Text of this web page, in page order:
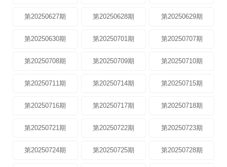
第20250627期 第20250628期 第20250629期
第20250630期 第20250701期 第20250707期
第20250708期 第20250709期 第20250710期
第20250711期 第20250714期 第20250715期
第20250716期 第20250717期 第20250718期
第20250721期 第20250722期 第20250723期
第20250724期 第20250725期 第20250728期